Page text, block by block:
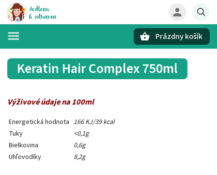
Prázdny košík
Keratin Hair Complex 750ml
Výživové údaje na 100ml
Energetická hodnota 166 KJ/39 kcal
Tuky
<0,1g
Bielkovina
0,6g
Uhľovodíky
8,2g